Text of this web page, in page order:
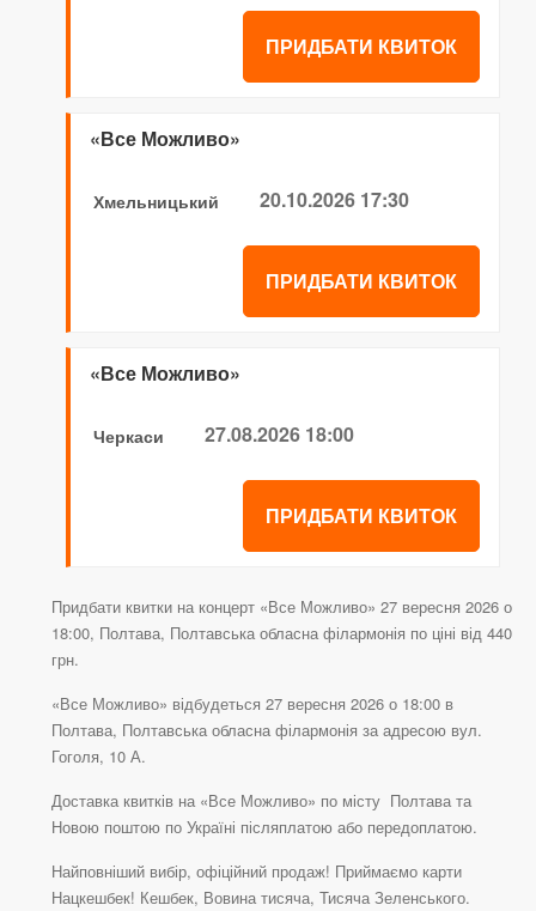
ПРИДБАТИ КВИТОК
«Все Можливо»
Хмельницький 20.10.2026 17:30
ПРИДБАТИ КВИТОК
«Все Можливо»
Черкаси 27.08.2026 18:00
ПРИДБАТИ КВИТОК
Придбати квитки на концерт «Все Можливо» 27 вересня 2026 о
18:00, Полтава, Полтавська обласна філармонія по ціні від 440
грн.
«Все Можливо» відбудеться 27 вересня 2026 о 18:00 в
Полтава, Полтавська обласна філармонія за адресою вул.
Гоголя, 10 А.
Доставка квитків на «Все Можливо» по місту Полтава та
Новою поштою по Україні післяплатою або передоплатою.
Найповніший вибір, офіційний продаж! Приймаємо карти
Нацкешбек! Кешбек, Вовина тисяча, Тисяча Зеленського.